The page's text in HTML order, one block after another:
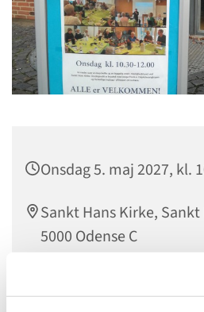
Onsdag 5. maj 2027, kl.
Sankt Hans Kirke, Sankt
5000 Odense C